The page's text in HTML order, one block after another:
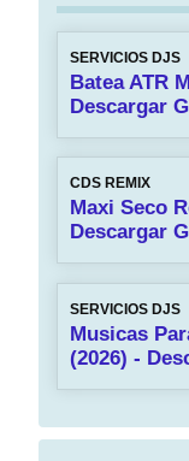
SERVICIOS DJS
Batea ATR
Descargar
CDS REMIX
Maxi Seco
Descargar
SERVICIOS DJS
Musicas
(2026) -